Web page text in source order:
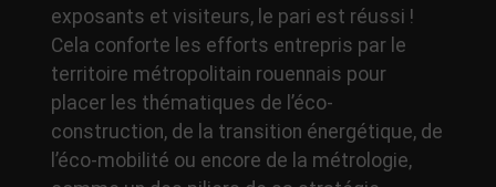
exposants et visiteurs, le pari est réussi !
Cela conforte les efforts entrepris par le
territoire métropolitain rouennais pour
placer les thématiques de l’éco-
construction, de la transition énergétique, de
l’éco-mobilité ou encore de la métrologie,